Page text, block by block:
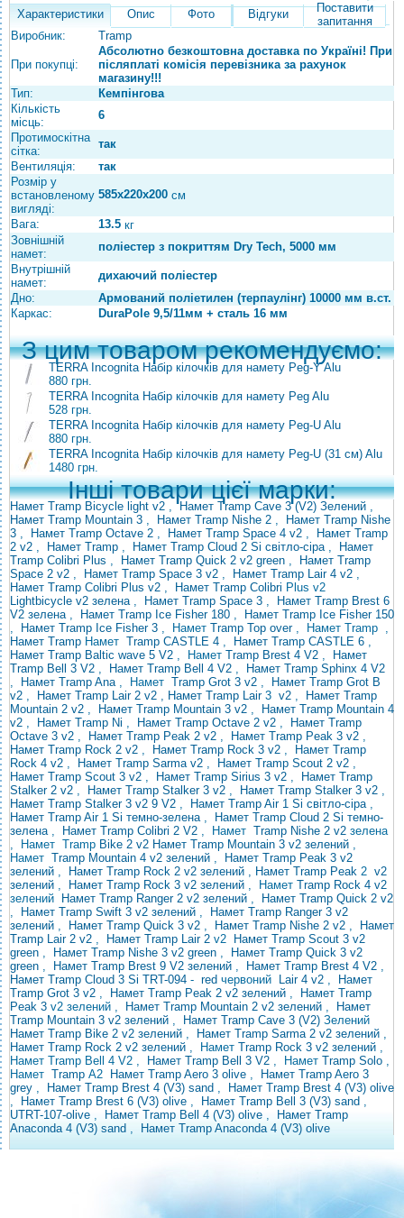
Характеристики Опис Фото Відгуки
Поставити
запитання
Виробник:
Tramp
При покупці:
Абсолютно безкоштовна доставка по Україні! При
післяплаті комісія перевізника за рахунок
магазину!!!
Тип:
Кемпінгова
Кількість
місць:
6
Протимоскітна
сітка:
так
Вентиляція:
так
Розмір у
встановленому
вигляді:
585х220х200 см
Вага: 13.5 кг
Зовнішній
намет:
поліестер з покриттям Dry Tech, 5000 мм
Внутрішній
намет:
дихаючий поліестер
Дно:
Армований поліетилен (терпаулінг) 10000 мм в.ст.
Каркас:
DuraPole 9,5/11мм + сталь 16 мм
З цим товаром рекомендуємо:
TERRA Incognita Набір кілочків для намету Peg-Y Alu
880 грн.
TERRA Incognita Набір кілочків для намету Peg Alu
528 грн.
TERRA Incognita Набір кілочків для намету Peg-U Alu
880 грн.
TERRA Incognita Набір кілочків для намету Peg-U (31 см) Alu
1480 грн.
Інші товари цієї марки:
Намет Tramp Bicycle light v2 ,Намет Tramp Cave 3 (V2) Зелений ,
Намет Tramp Mountain 3 , Намет Tramp Nishe 2 ,
Намет Tramp Nishe
3 , Намет Tramp Octave 2 , Намет Tramp Space 4 v2 ,
Намет Tramp
2 v2 , Намет Tramp , Намет Tramp Cloud 2 Si світло-сіра ,
Намет
Tramp Colibri Plus , Намет Tramp Quick 2 v2 green ,
Намет Tramp
Space 2 v2 , Намет Tramp Space 3 v2 , Намет Tramp Lair 4 v2 ,
Намет Tramp Colibri Plus v2 , Намет Tramp Colibri Plus v2
Lightbicycle v2 зелена , Намет Tramp Space 3 ,
Намет Tramp Brest 6
V2 зелена , Намет Tramp Ice Fisher 180 ,
Намет Tramp Ice Fisher 150
,
Намет Tramp Ice Fisher 3 , Намет Tramp Top over , Намет Tramp ,
Намет Tramp Намет Tramp CASTLE 4 , Намет Tramp CASTLE 6 ,
Намет Tramp Baltic wave 5 V2 , Намет Tramp Brest 4 V2 ,
Намет
Tramp Bell 3 V2 , Намет Tramp Bell 4 V2 ,
Намет Tramp Sphinx 4 V2
,
Намет Tramp Ana , Намет Tramp Grot 3 v2 ,
Намет Tramp Grot B
v2 , Намет Tramp Lair 2 v2 , Намет Tramp Lair 3 v2 ,
Намет Tramp
Mountain 2 v2 , Намет Tramp Mountain 3 v2 ,
Намет Tramp Mountain 4
v2 , Намет Tramp Ni , Намет Tramp Octave 2 v2 ,
Намет Tramp
Octave 3 v2 , Намет Tramp Peak 2 v2 , Намет Tramp Peak 3 v2 ,
Намет Tramp Rock 2 v2 , Намет Tramp Rock 3 v2 ,
Намет Tramp
Rock 4 v2 , Намет Tramp Sarma v2 , Намет Tramp Scout 2 v2 ,
Намет Tramp Scout 3 v2 , Намет Tramp Sirius 3 v2 ,
Намет Tramp
Stalker 2 v2 , Намет Tramp Stalker 3 v2 , Намет Tramp Stalker 3 v2 ,
Намет Tramp Stalker 3 v2 9 V2 , Намет Tramp Air 1 Si світло-сіра ,
Намет Tramp Air 1 Si темно-зелена ,
Намет Tramp Cloud 2 Si темно-
зелена , Намет Tramp Colibri 2 V2 , Намет Tramp Nishe 2 v2 зелена
,
Намет Tramp Bike 2 v2 Намет Tramp Mountain 3 v2 зелений ,
Намет Tramp Mountain 4 v2 зелений ,
Намет Tramp Peak 3 v2
зелений , Намет Tramp Rock 2 v2 зелений , Намет Tramp Peak 2 v2
зелений , Намет Tramp Rock 3 v2 зелений , Намет Tramp Rock 4 v2
зелений
Намет Tramp Ranger 2 v2 зелений ,
Намет Tramp Quick 2 v2
,
Намет Tramp Swift 3 v2 зелений ,
Намет Tramp Ranger 3 v2
зелений , Намет Tramp Quick 3 v2 , Намет Tramp Nishe 2 v2 ,
Намет
Tramp Lair 2 v2 , Намет Tramp Lair 2 v2
Намет Tramp Scout 3 v2
green , Намет Tramp Nishe 3 v2 green ,
Намет Tramp Quick 3 v2
green , Намет Tramp Brest 9 V2 зелений , Намет Tramp Brest 4 V2 ,
Намет Tramp Cloud 3 Si TRT-094 - red червоний Lair 4 v2 ,
Намет
Tramp Grot 3 v2 , Намет Tramp Peak 2 v2 зелений ,
Намет Tramp
Peak 3 v2 зелений , Намет Tramp Mountain 2 v2 зелений ,
Намет
Tramp Mountain 3 v2 зелений , Намет Tramp Cave 3 (V2) Зелений
Намет Tramp Bike 2 v2 зелений , Намет Tramp Sarma 2 v2 зелений ,
Намет Tramp Rock 2 v2 зелений , Намет Tramp Rock 3 v2 зелений ,
Намет Tramp Bell 4 V2 , Намет Tramp Bell 3 V2 , Намет Tramp Solo ,
Намет Tramp A2 Намет Tramp Aero 3 olive ,
Намет Tramp Aero 3
grey , Намет Tramp Brest 4 (V3) sand ,
Намет Tramp Brest 4 (V3) olive
,
Намет Tramp Brest 6 (V3) olive , Намет Tramp Bell 3 (V3) sand ,
UTRT-107-olive , Намет Tramp Bell 4 (V3) olive ,
Намет Tramp
Anaconda 4 (V3) sand , Намет Tramp Anaconda 4 (V3) olive